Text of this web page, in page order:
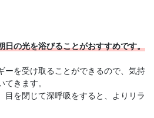
日の光を浴びることがおすすめです。
ーを受け取ることができるので、気持
きます。
目を閉じて深呼吸をすると、よりリラ